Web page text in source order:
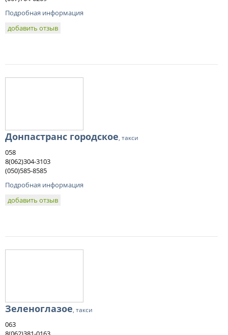
Подробная информация
добавить отзыв
Донпастранс городское, такси
058
8(062)304-3103
(050)585-8585
Подробная информация
добавить отзыв
Зеленоглазое, такси
063